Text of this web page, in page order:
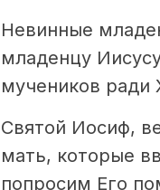
Невинные
младенцу
мучеников ради
Святой Иосиф,
мать, которые
попросим Его